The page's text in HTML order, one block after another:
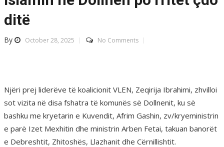
ditë
By October 28, 2025 No Comments
Njëri prej liderëve të koalicionit VLEN, Zeqirija Ibrahimi, zhvilloi
sot vizita në disa fshatra të komunës së Dollnenit, ku së
bashku me kryetarin e Kuvendit, Afrim Gashin, zv/kryeministrin
e parë Izet Mexhitin dhe ministrin Arben Fetai, takuan banorët
e Debreshtit, Zhitoshës, Llazhanit dhe Cërnillishtit.